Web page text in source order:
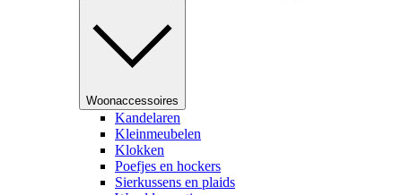
Woonaccessoires
Kandelaren
Kleinmeubelen
Klokken
Poefjes en hockers
Sierkussens en plaids